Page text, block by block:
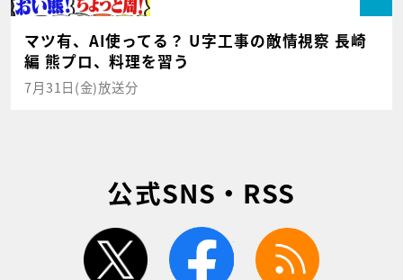
マツ有、AI使ってる？ U字工事の敵情視察 長崎
編 熊プロ、料理を習う
7月31日(金)放送分
公式SNS・RSS
twitter facebook